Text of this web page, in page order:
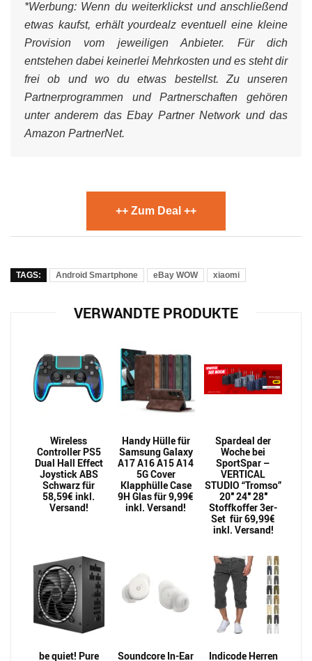
*Werbung: Wenn du weiterklickst und anschließend
etwas kaufst, erhält yourdealz eventuell eine kleine
Provision vom jeweiligen Anbieter. Für dich
entstehen dabei keinerlei Mehrkosten und es steht dir
frei ob und wo du etwas bestellst. Zu unseren
Partnerprogrammen und Partnerschaften gehören
unter anderem das Ebay Partner Network und das
Amazon PartnerNet.
++ Zum Deal ++
TAGS: Android Smartphone eBay WOW xiaomi
VERWANDTE PRODUKTE
Wireless
Controller PS5
Dual Hall Effect
Joystick ABS
Schwarz für
58,59€ inkl.
Versand!
Handy Hülle für
Samsung Galaxy
A17 A16 A15 A14
5G Cover
Klapphülle Case
9H Glas für 9,99€
inkl. Versand!
Spardeal der
Woche bei
SportSpar –
VERTICAL
STUDIO “Tromso”
20″ 24″ 28″
Stoffkoffer 3er-
Set für 69,99€
inkl. Versand!
be quiet! Pure
Soundcore In-Ear
Indicode Herren